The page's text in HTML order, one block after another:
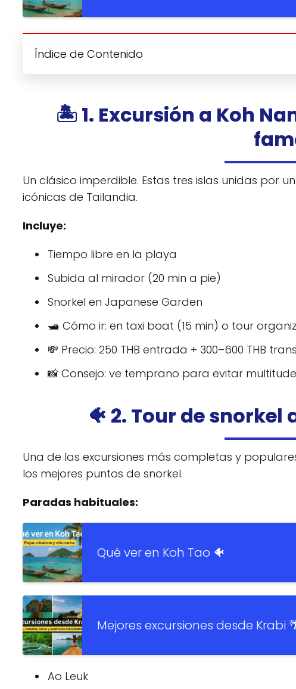
Índice de Contenido
🏝️ 1. Excursión a Koh
Un clásico imperdible. Estas tres islas unidas por
icónicas de Tailandia.
Incluye:
Tiempo libre en la playa
Subida al mirador (20 min a pie)
Snorkel en Japanese Garden
🛥️ Cómo ir: en taxi boat (15 min) o tour
💸 Precio: 250 THB entrada + 300–600 THB
📸 Consejo: ve temprano para evitar
🐠 2. Tour de
Una de las excursiones más completas y
los mejores puntos de snorkel.
Paradas habituales:
Qué ver en Koh Tao 🐠
Mejores excursiones desde Krabi
Ao Leuk